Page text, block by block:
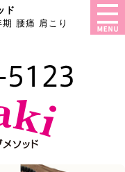
ド
腰痛 肩こり